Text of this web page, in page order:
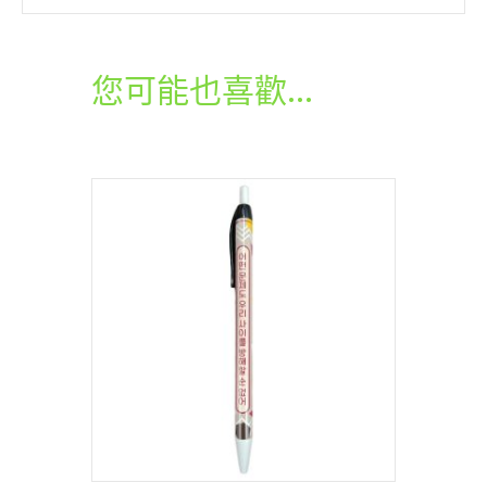
您可能也喜歡…